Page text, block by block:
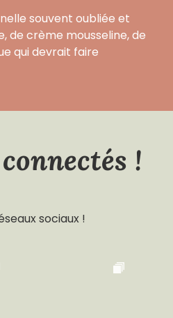
souvent oubliée et
de crème mousseline, de
qui devrait faire
connectés !
sociaux !